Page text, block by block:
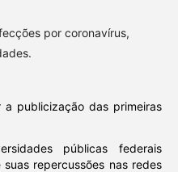
por coronavírus,
a publicização das primeiras
públicas federais
repercussões nas redes